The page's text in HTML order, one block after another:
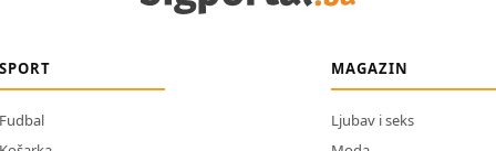
MAGAZIN
Ljubav i seks